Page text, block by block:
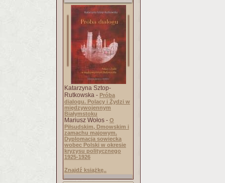
Katarzyna Sztop-
Rutkowska - Próba
dialogu. Polacy i Żydzi w
międzywojennym
Białymstoku
Mariusz Wołos - O
Piłsudskim, Dmowskim i
zamachu majowym.
Dyplomacja sowiecka
wobec Polski w okresie
kryzysu politycznego
1925-1926
Znajdź książkę..